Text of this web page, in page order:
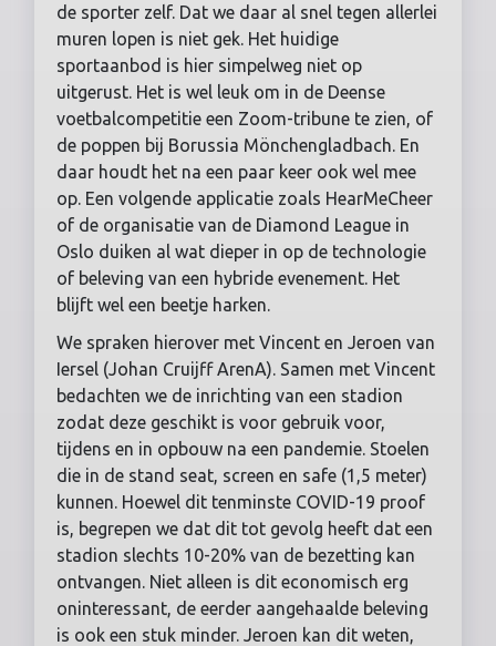
de sporter zelf. Dat we daar al snel tegen allerlei
muren lopen is niet gek. Het huidige
sportaanbod is hier simpelweg niet op
uitgerust. Het is wel leuk om in de Deense
voetbalcompetitie een Zoom-tribune te zien, of
de poppen bij Borussia Mönchengladbach. En
daar houdt het na een paar keer ook wel mee
op. Een volgende applicatie zoals HearMeCheer
of de organisatie van de Diamond League in
Oslo duiken al wat dieper in op de technologie
of beleving van een hybride evenement. Het
blijft wel een beetje harken.
We spraken hierover met Vincent en Jeroen van
Iersel (Johan Cruijff ArenA). Samen met Vincent
bedachten we de inrichting van een stadion
zodat deze geschikt is voor gebruik voor,
tijdens en in opbouw na een pandemie. Stoelen
die in de stand seat, screen en safe (1,5 meter)
kunnen. Hoewel dit tenminste COVID-19 proof
is, begrepen we dat dit tot gevolg heeft dat een
stadion slechts 10-20% van de bezetting kan
ontvangen. Niet alleen is dit economisch erg
oninteressant, de eerder aangehaalde beleving
is ook een stuk minder. Jeroen kan dit weten,